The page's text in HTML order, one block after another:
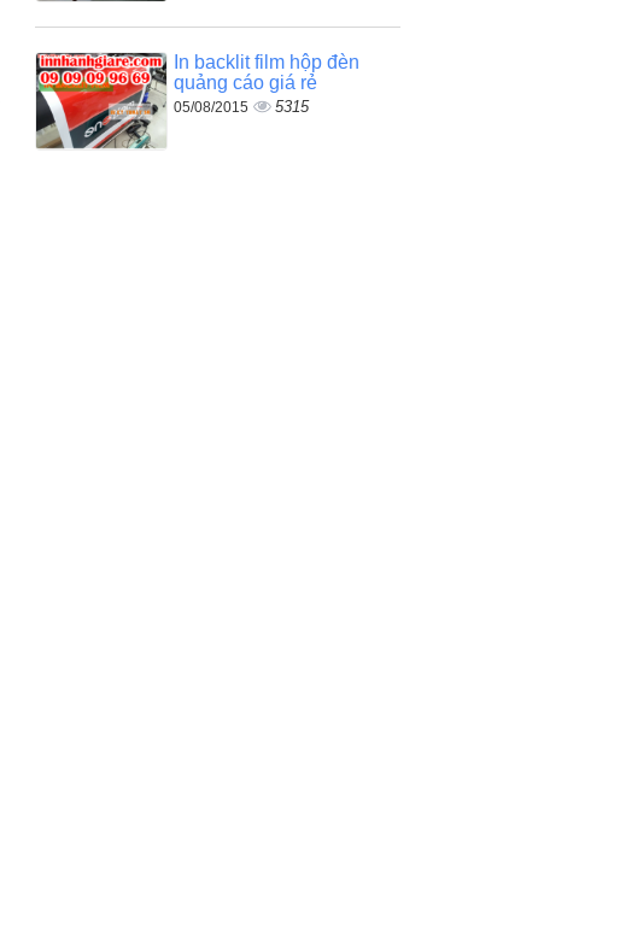
In backlit film hộp đèn
quảng cáo giá rẻ
05/08/2015 5315